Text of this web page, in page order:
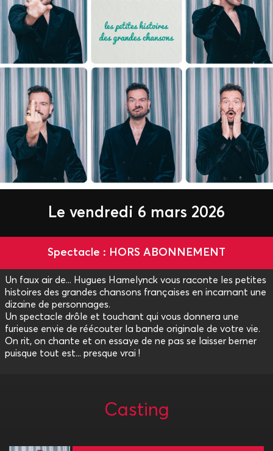
Le vendredi 6 mars 2026
Spectacle : HORS ABONNEMENT
Un faux air de... Hugues Hamelynck vous raconte les petites
histoires des grandes chansons françaises en incarnant une
dizaine de personnages.
Un spectacle drôle et touchant qui vous donnera une
furieuse envie de réécouter la bande originale de votre vie.
On rit, on chante et on essaye de ne pas se laisser berner
puisque tout est... presque vrai !
Casting